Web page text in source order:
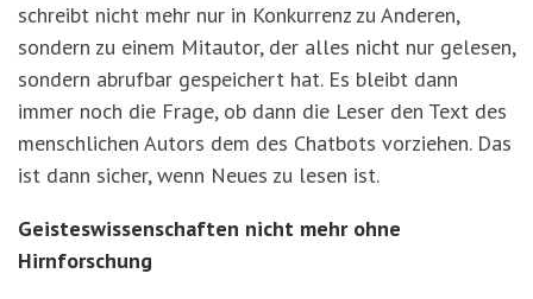
schreibt nicht mehr nur in Konkurrenz zu Anderen,
sondern zu einem Mitautor, der alles nicht nur gelesen,
sondern abrufbar gespeichert hat. Es bleibt dann
immer noch die Frage, ob dann die Leser den Text des
menschlichen Autors dem des Chatbots vorziehen. Das
ist dann sicher, wenn Neues zu lesen ist.
Geisteswissenschaften nicht mehr ohne
Hirnforschung